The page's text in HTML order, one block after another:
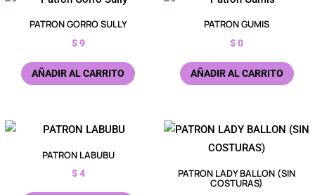
PATRON GORRO SULLY
$9
AÑADIR AL CARRITO
PATRON GUMIS
$0
AÑADIR AL CARRITO
PATRON LABUBU
$4 PATRON LADY BALLON (SIN
COSTURAS)